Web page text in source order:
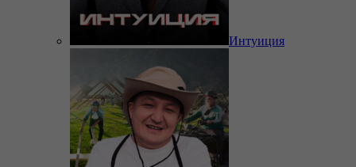
Интуиция